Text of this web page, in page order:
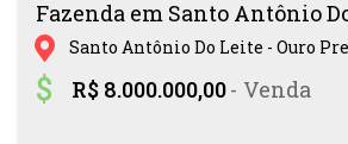
Santo Antônio Do Leite - Ouro
R$ 8.000.000,00- Venda